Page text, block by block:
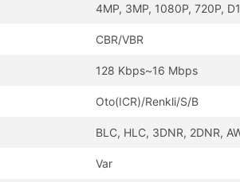
4MP, 3MP, 1080P, 720P,
CBR/VBR
128 Kbps~16 Mbps
Oto(ICR)/Renkli/S/B
BLC, HLC, 3DNR, 2DNR,
Var